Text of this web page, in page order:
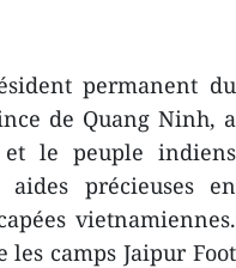
permanent du
de Quang Ninh, a
et le peuple indiens
précieuses en
vietnamiennes.
les camps Jaipur Foot